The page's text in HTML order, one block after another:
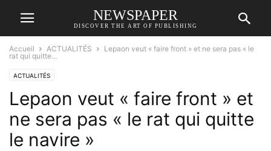
NEWSPAPER
DISCOVER THE ART OF PUBLISHING
Accueil ACTUALITÉS
Lepaon veut « faire front » et ne sera pas « le
rat qui quitte...
ACTUALITÉS
Lepaon veut « faire front » et
ne sera pas « le rat qui quitte
le navire »